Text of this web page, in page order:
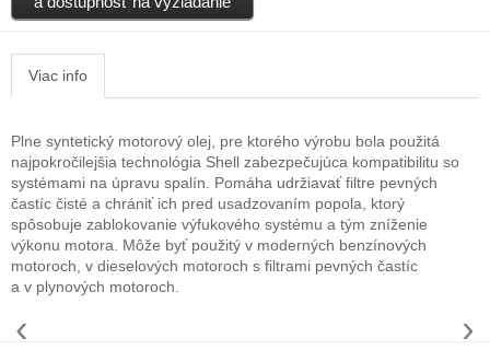
Viac info
Plne syntetický motorový olej, pre ktorého výrobu bola použitá
najpokročilejšia technológia Shell zabezpečujúca kompatibilitu so
systémami na úpravu spalín. Pomáha udržiavať filtre pevných
častíc čisté a chrániť ich pred usadzovaním popola, ktorý
spôsobuje zablokovanie výfukového systému a tým zníženie
výkonu motora. Môže byť použitý v moderných benzínových
motoroch, v dieselových motoroch s filtrami pevných častíc
a v plynových motoroch.
‹ ›